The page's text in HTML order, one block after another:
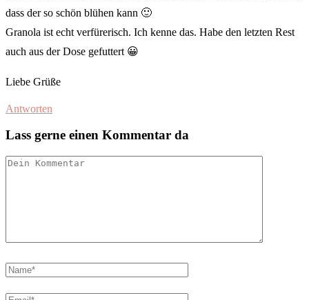
dass der so schön blühen kann 🙂
Granola ist echt verfürerisch. Ich kenne das. Habe den letzten Rest
auch aus der Dose gefuttert 😀
Liebe Grüße
Antworten
Lass gerne einen Kommentar da